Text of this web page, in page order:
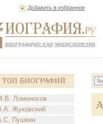
Добавить в избранное
Топ Биографий
Ломоносов
Жуковский
Пушкин
А